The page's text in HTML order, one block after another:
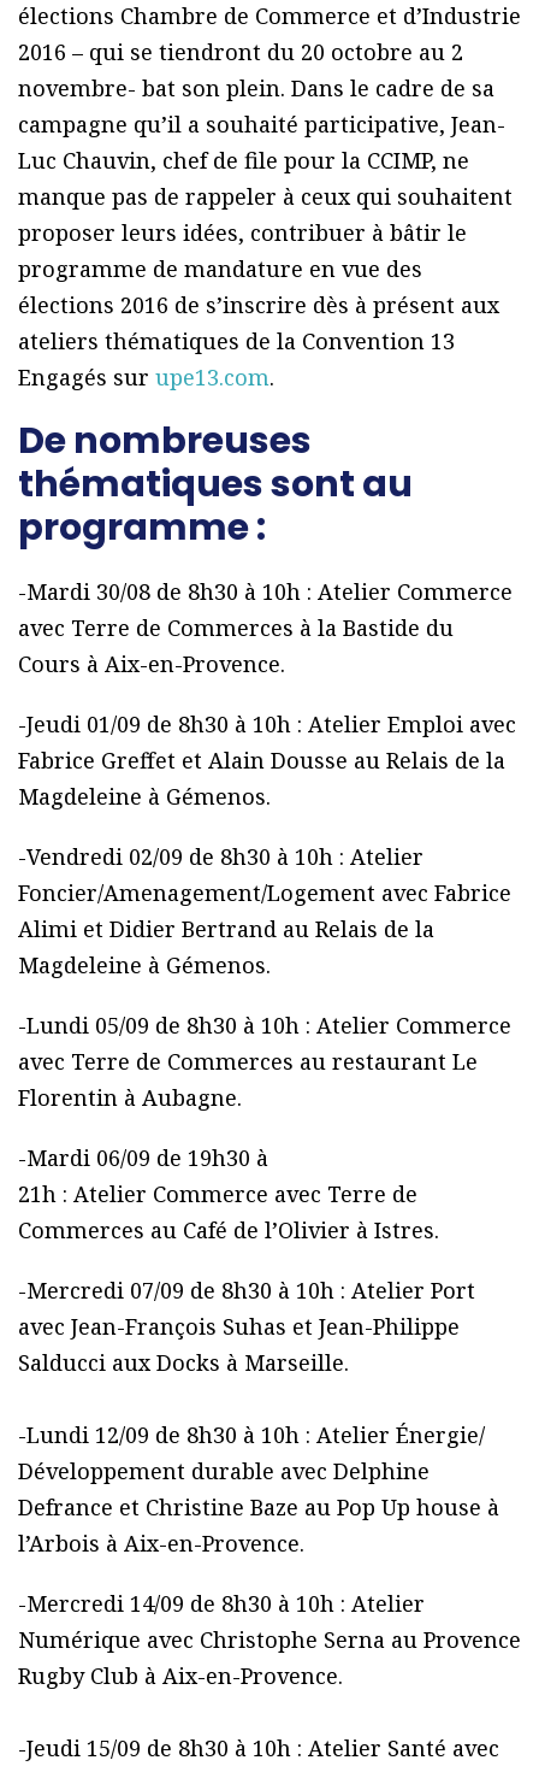
élections Chambre de Commerce et d’Industrie
2016 – qui se tiendront du 20 octobre au 2
novembre- bat son plein. Dans le cadre de sa
campagne qu’il a souhaité participative, Jean-
Luc Chauvin, chef de file pour la CCIMP, ne
manque pas de rappeler à ceux qui souhaitent
proposer leurs idées, contribuer à bâtir le
programme de mandature en vue des
élections 2016 de s’inscrire dès à présent aux
ateliers thématiques de la Convention 13
Engagés sur upe13.com.
De nombreuses
thématiques sont au
programme :
-Mardi 30/08 de 8h30 à 10h : Atelier Commerce
avec Terre de Commerces à la Bastide du
Cours à Aix-en-Provence.
-Jeudi 01/09 de 8h30 à 10h : Atelier Emploi avec
Fabrice Greffet et Alain Dousse au Relais de la
Magdeleine à Gémenos.
-Vendredi 02/09 de 8h30 à 10h : Atelier
Foncier/Amenagement/Logement avec Fabrice
Alimi et Didier Bertrand au Relais de la
Magdeleine à Gémenos.
-Lundi 05/09 de 8h30 à 10h : Atelier Commerce
avec Terre de Commerces au restaurant Le
Florentin à Aubagne.
-Mardi 06/09 de 19h30 à
21h : Atelier Commerce avec Terre de
Commerces au Café de l’Olivier à Istres.
-Mercredi 07/09 de 8h30 à 10h : Atelier Port
avec Jean-François Suhas et Jean-Philippe
Salducci aux Docks à Marseille.
-Lundi 12/09 de 8h30 à 10h : Atelier Énergie/
Développement durable avec Delphine
Defrance et Christine Baze au Pop Up house à
l’Arbois à Aix-en-Provence.
-Mercredi 14/09 de 8h30 à 10h : Atelier
Numérique avec Christophe Serna au Provence
Rugby Club à Aix-en-Provence.
-Jeudi 15/09 de 8h30 à 10h : Atelier Santé avec